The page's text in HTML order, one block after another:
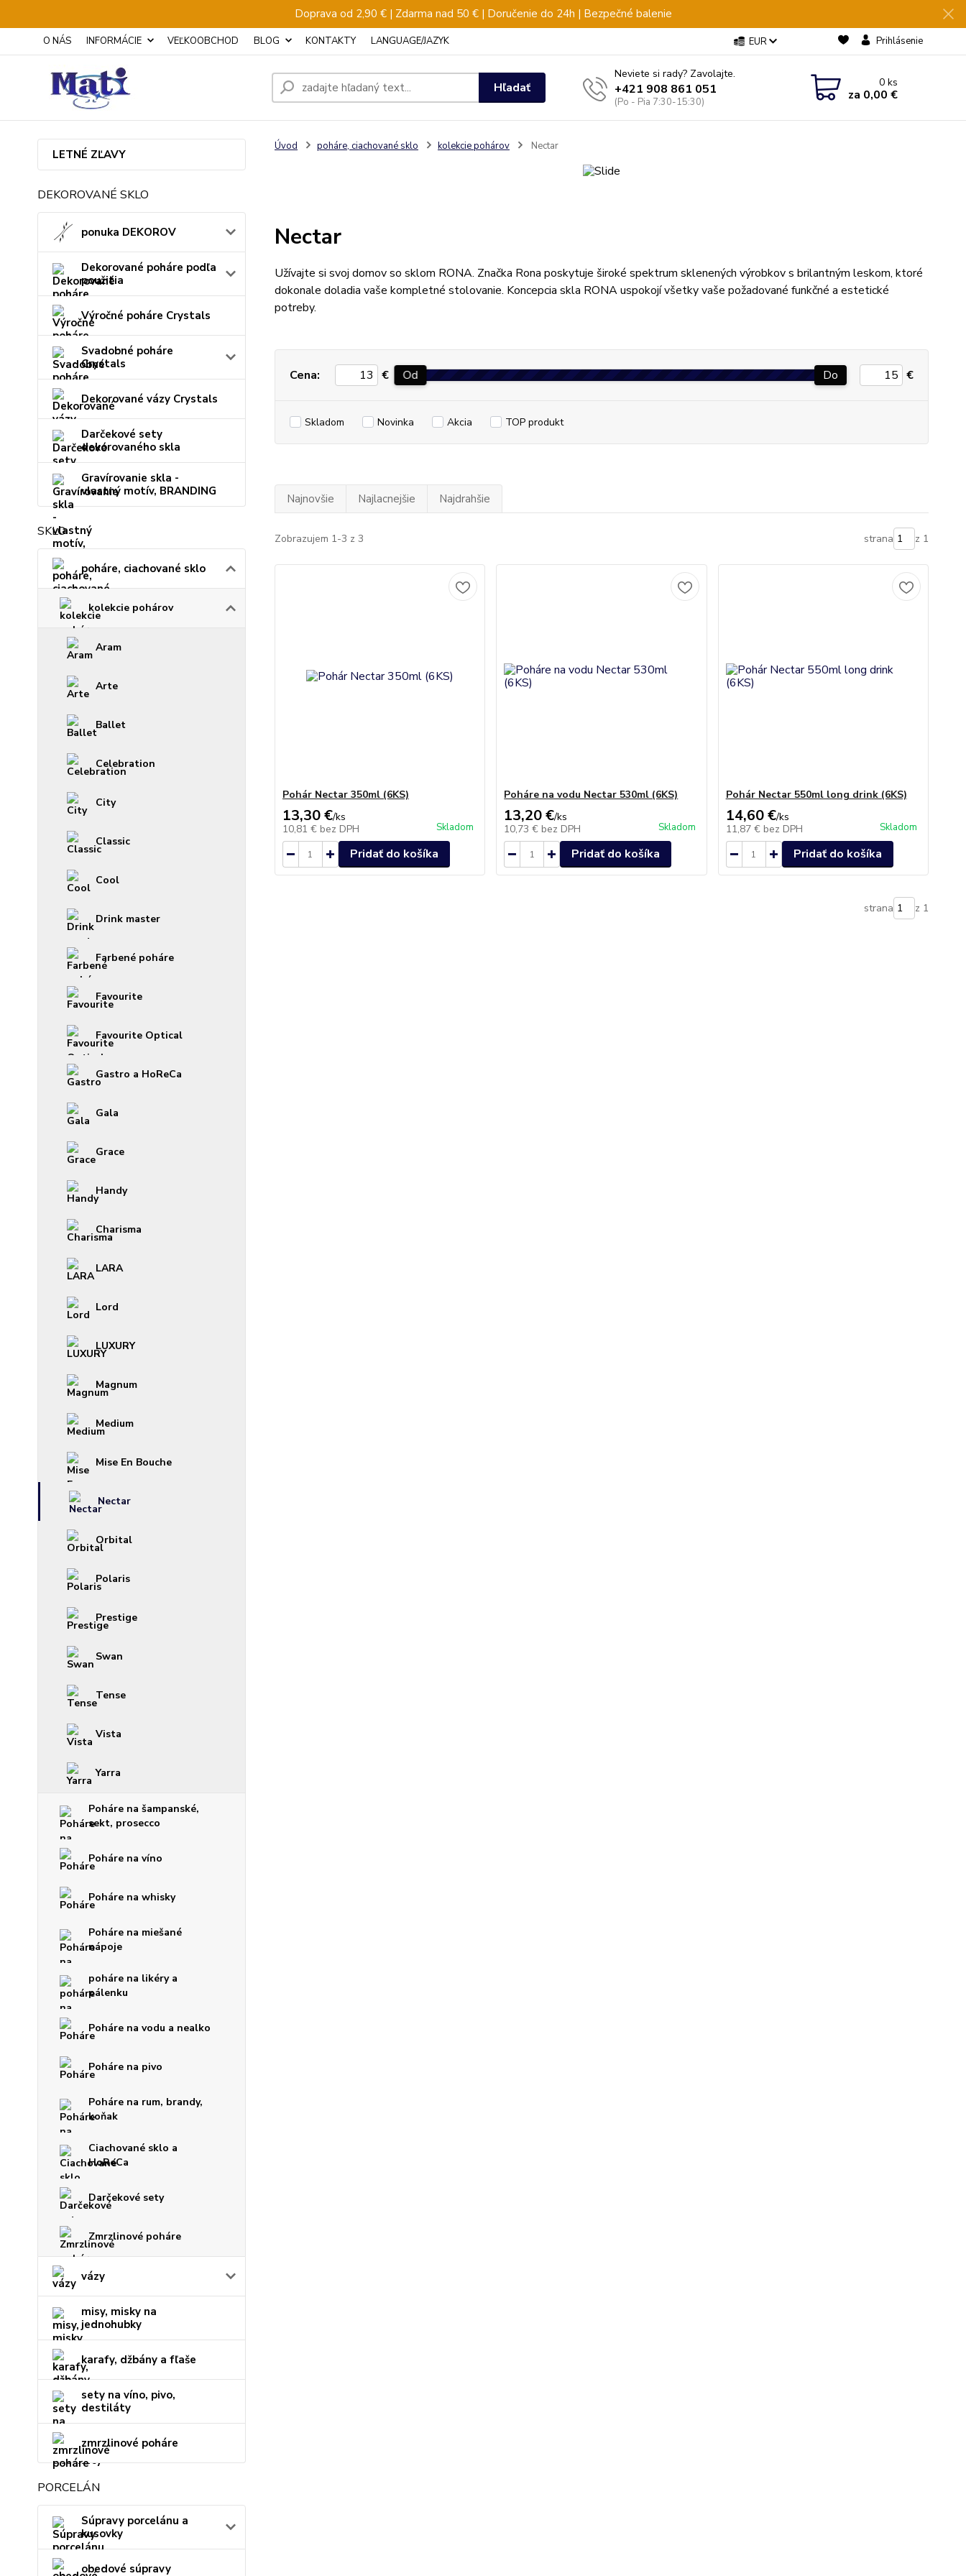
Doprava od 2,90 € | Zdarma nad 50 € | Doručenie do 24h | Bezpečné balenie
O NÁS INFORMÁCIE VEĽKOOBCHOD BLOG KONTAKTY LANGUAGE/JAZYK EUR Prihlásenie
Hľadať
Neviete si rady? Zavolajte.
+421 908 861 051
(Po - Pia 7:30-15:30)
0ks
za 0,00 €
LETNÉ ZĽAVY
DEKOROVANÉ SKLO
ponuka DEKOROV
Dekorované poháre podľa
použitia
Výročné poháre Crystals
Svadobné poháre
Crystals
Dekorované vázy Crystals
Darčekové sety
dekorovaného skla
Gravírovanie skla -
vlastný motív, BRANDING
SKLO
poháre, ciachované sklo
kolekcie pohárov
Aram
Arte
Ballet
Celebration
City
Classic
Cool
Drink master
Farbené poháre
Favourite
Favourite Optical
Gastro a HoReCa
Gala
Grace
Handy
Charisma
LARA
Lord
LUXURY
Magnum
Medium
Mise En Bouche
Nectar
Orbital
Polaris
Prestige
Swan
Tense
Vista
Yarra
Poháre na šampanské,
sekt, prosecco
Poháre na víno
Poháre na whisky
Poháre na miešané
nápoje
poháre na likéry a
pálenku
Poháre na vodu a nealko
Poháre na pivo
Poháre na rum, brandy,
koňak
Ciachované sklo a
HoReCa
Darčekové sety
Zmrzlinové poháre
vázy
misy, misky na
jednohubky
karafy, džbány a fľaše
sety na víno, pivo,
destiláty
zmrzlinové poháre
PORCELÁN
Súpravy porcelánu a
kusovky
obedové súpravy
Úvod poháre, ciachované sklo kolekcie pohárov Nectar
Nectar
Užívajte si svoj domov so sklom RONA. Značka Rona poskytuje široké spektrum sklenených výrobkov s brilantným leskom, ktoré
dokonale doladia vaše kompletné stolovanie. Koncepcia skla RONA uspokojí všetky vaše požadované funkčné a estetické
potreby.
Cena: € Od Do €
Skladom Novinka Akcia TOP produkt
Najnovšie Najlacnejšie Najdrahšie
Zobrazujem 1-3 z 3 strana z 1
Pohár Nectar 350ml (6KS)
13,30 €/ks
10,81 € bez DPH Skladom
Pridať do košíka
Poháre na vodu Nectar 530ml (6KS)
13,20 €/ks
10,73 € bez DPH Skladom
Pridať do košíka
Pohár Nectar 550ml long drink (6KS)
14,60 €/ks
11,87 € bez DPH Skladom
Pridať do košíka
strana z 1